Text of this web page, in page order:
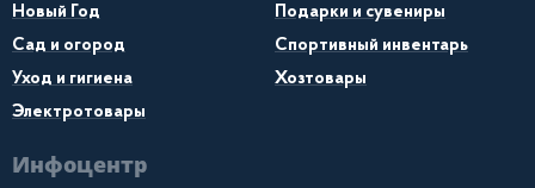
Новый Год
Подарки и сувениры
Сад и огород
Спортивный инвентарь
Уход и гигиена
Хозтовары
Электротовары
Инфоцентр